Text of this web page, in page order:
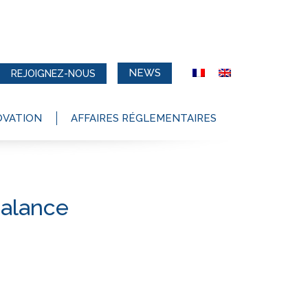
REJOIGNEZ-NOUS NEWS
AFFAIRES RÉGLEMENTAIRES